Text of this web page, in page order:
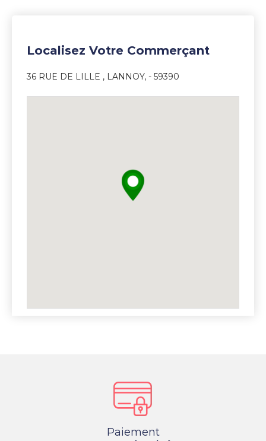
Localisez Votre Commerçant
36 RUE DE LILLE , LANNOY, - 59390
Paiement